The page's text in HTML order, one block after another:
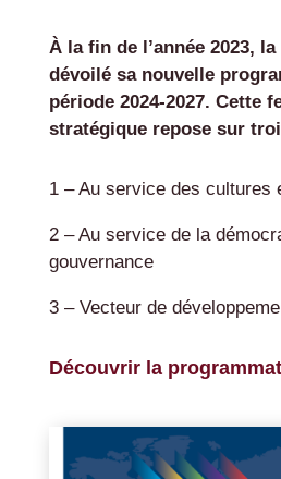
À la fin de l’année 2023,
dévoilé sa nouvelle
période 2024-2027. Cette
stratégique repose sur
1 – Au service des cultures
2 – Au service de la
gouvernance
3 – Vecteur de
Découvrir la